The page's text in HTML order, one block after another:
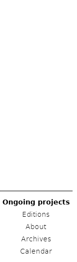
Ongoing projects
Editions
About
Archives
Calendar